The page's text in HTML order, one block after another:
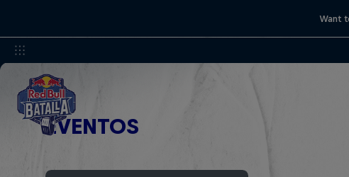
Want
EVENTOS